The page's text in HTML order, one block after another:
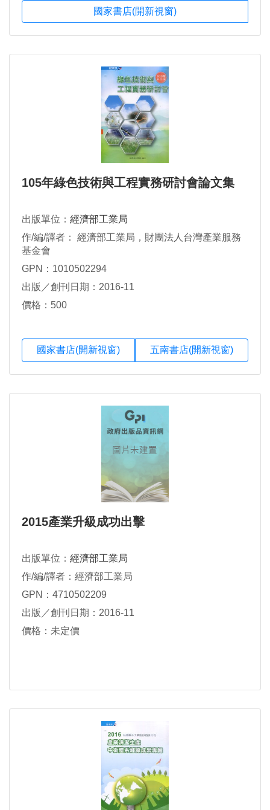
國家書店(開新視窗)
105年綠色技術與工程實務研討會論文集
出版單位： 經濟部工業局
作/編/譯者： 經濟部工業局，財團法人台灣產業服務
基金會
GPN：1010502294
出版／創刊日期：2016-11
價格：500
國家書店(開新視窗) 五南書店(開新視窗)
2015產業升級成功出擊
出版單位： 經濟部工業局
作/編/譯者：經濟部工業局
GPN：4710502209
出版／創刊日期：2016-11
價格：未定價